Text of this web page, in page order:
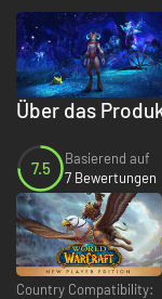
Über das
7.5
Basierend auf
7 Bewertungen
Country Compatibility: